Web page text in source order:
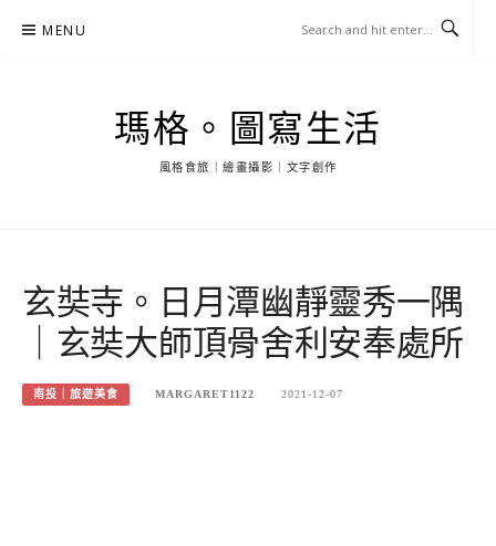
MENU
瑪格。圖寫生活
風格食旅｜繪畫攝影｜文字創作
玄奘寺。日月潭幽靜靈秀一隅
｜玄奘大師頂骨舍利安奉處所
南投｜旅遊美食 MARGARET1122 2021-12-07